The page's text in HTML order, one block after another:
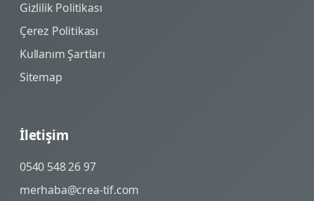
Gizlilik Politikası
Çerez Politikası
Kullanım Şartları
Sitemap
İletişim
0540 548 26 97
merhaba@crea-tif.com